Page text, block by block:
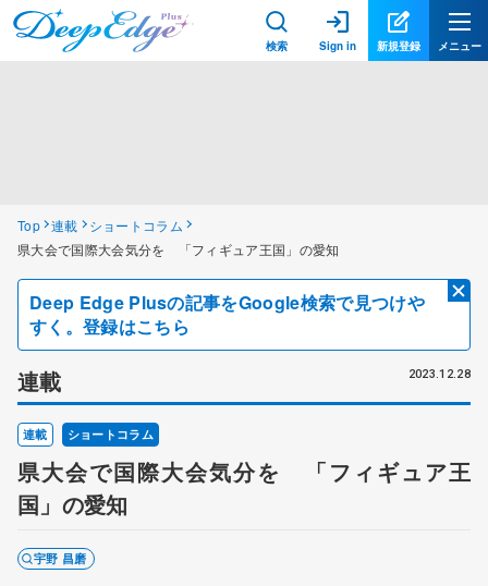
検索 Sign in 新規登録 メニュー
Top 連載
ショートコラム
県大会で国際大会気分を 「フィギュア王国」の愛知
Deep Edge Plusの記事をGoogle検索で見つけや
すく。登録はこちら
連載 2023.12.28
連載 ショートコラム
県大会で国際大会気分を 「フィギュア王
国」の愛知
宇野 昌磨